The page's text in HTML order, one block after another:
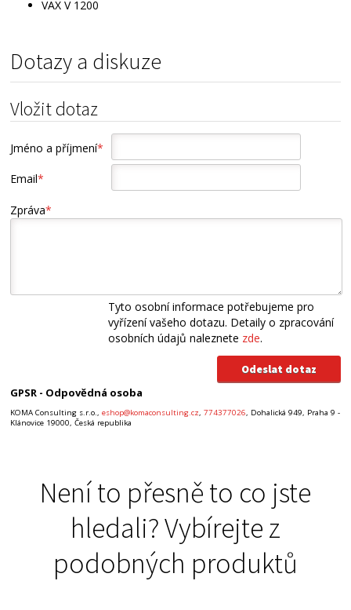
VAX V 1200
Dotazy a diskuze
Vložit dotaz
Jméno a příjmení*
Email*
Zpráva*
Tyto osobní informace potřebujeme pro
vyřízení vašeho dotazu. Detaily o zpracování
osobních údajů naleznete zde.
GPSR - Odpovědná osoba
KOMA Consulting s.r.o.,eshop@komaconsulting.cz,774377026, Dohalická 949, Praha 9 -
Klánovice 19000, Česká republika
Není to přesně to co jste
hledali? Vybírejte z
podobných produktů